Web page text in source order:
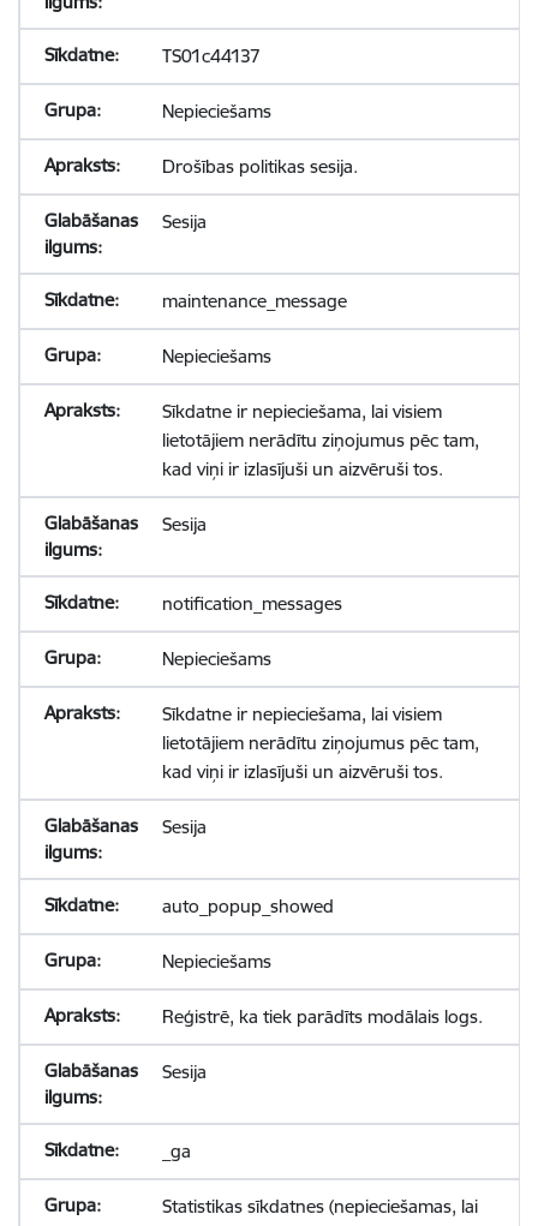
TS01c44137
Nepieciešams
Drošības politikas sesija.
Sesija
maintenance_message
Nepieciešams
Sīkdatne ir nepieciešama, lai visiem
lietotājiem nerādītu ziņojumus pēc tam,
kad viņi ir izlasījuši un aizvēruši tos.
Sesija
notification_messages
Nepieciešams
Sīkdatne ir nepieciešama, lai visiem
lietotājiem nerādītu ziņojumus pēc tam,
kad viņi ir izlasījuši un aizvēruši tos.
Sesija
auto_popup_showed
Nepieciešams
Reģistrē, ka tiek parādīts modālais logs.
Sesija
_ga
Statistikas sīkdatnes (nepieciešamas, lai